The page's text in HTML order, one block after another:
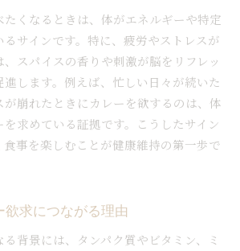
たくなるときは、体がエネルギーや特定
サインです。特に、疲労やストレスが
スパイスの香りや刺激が脳をリフレッ
します。例えば、忙しい日々が続いた
崩れたときにカレーを欲するのは、体
求めている証拠です。こうしたサイン
食事を楽しむことが健康維持の第一歩で
求につながる理由
背景には、タンパク質やビタミン、ミ